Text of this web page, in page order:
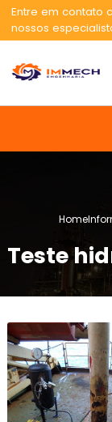
Entre em contato
nossos
Home
Teste